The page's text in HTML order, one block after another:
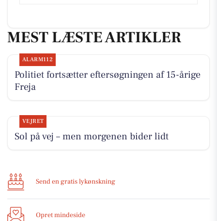
MEST LÆSTE ARTIKLER
ALARM112
Politiet fortsætter eftersøgningen af 15-årige
Freja
VEJRET
Sol på vej – men morgenen bider lidt
Send en gratis lykønskning
Opret mindeside